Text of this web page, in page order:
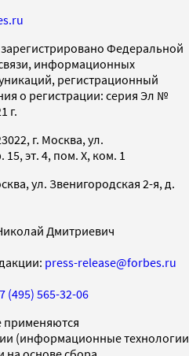
зарегистрировано Федеральной
информационных
регистрационный
о регистрации: серия Эл №
г.
г. Москва, ул.
эт. 4, пом. X, ком. 1
ул. Звенигородская 2-я, д.
Дмитриевич
press-release@forbes.ru
(495) 565-32-06
(информационные технологии